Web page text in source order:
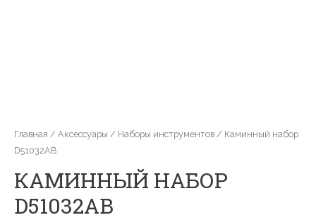
Главная / Аксессуары / Наборы инструментов / Каминный набор
D51032AB
КАМИННЫЙ НАБОР
D51032AB